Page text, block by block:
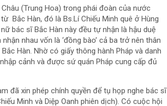
(Trung Hoa) trong phái đoàn của nước
Bắc Hàn, đó là Bs.Lí Chiếu Minh quê ở Hùng
bác sĩ Bắc Hàn này đều tự nhận là hậu duệ
nhau vốn là ‘đồng bào’ cả ba trở nên thân
Hàn. Nhờ có giấy thông hành Pháp và danh
cảnh và được sứ quán Pháp cung cấp đủ
đã xin phép chính quyền để tụ họp nghe bác sĩ
Minh và Diệp Oanh phiên dịch). Có cuộc hội